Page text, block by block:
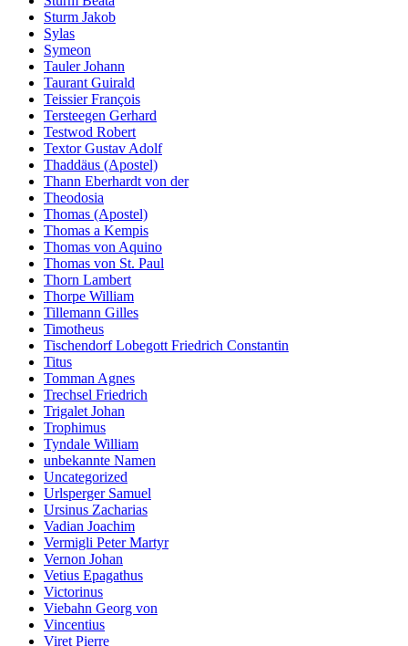
Sturm Jakob
Sylas
Symeon
Tauler Johann
Taurant Guirald
Teissier François
Tersteegen Gerhard
Testwod Robert
Textor Gustav Adolf
Thaddäus (Apostel)
Thann Eberhardt von der
Theodosia
Thomas (Apostel)
Thomas a Kempis
Thomas von Aquino
Thomas von St. Paul
Thorn Lambert
Thorpe William
Tillemann Gilles
Timotheus
Tischendorf Lobegott Friedrich Constantin
Titus
Tomman Agnes
Trechsel Friedrich
Trigalet Johan
Trophimus
Tyndale William
unbekannte Namen
Uncategorized
Urlsperger Samuel
Ursinus Zacharias
Vadian Joachim
Vermigli Peter Martyr
Vernon Johan
Vetius Epagathus
Victorinus
Viebahn Georg von
Vincentius
Viret Pierre